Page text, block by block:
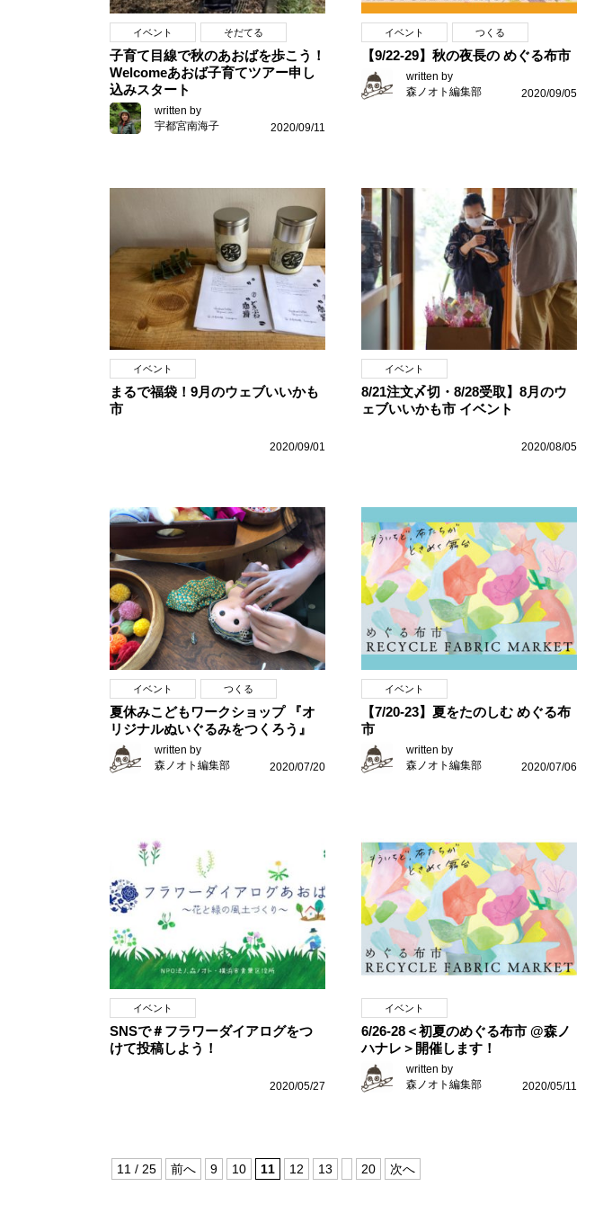
イベント そだてる
子育て目線で秋のあおばを歩こう！
Welcomeあおば子育てツアー申し
込みスタート
written by
宇都宮南海子
2020/09/11
イベント つくる
【9/22-29】秋の夜長の めぐる布市
written by
森ノオト編集部
2020/09/05
イベント
まるで福袋！9月のウェブいいかも
市
2020/09/01
イベント
8/21注文〆切・8/28受取】8月のウ
ェブいいかも市 イベント
2020/08/05
イベント つくる
夏休みこどもワークショップ 『オ
リジナルぬいぐるみをつくろう』
written by
森ノオト編集部
2020/07/20
イベント
【7/20-23】夏をたのしむ めぐる布
市
written by
森ノオト編集部
2020/07/06
イベント
SNSで＃フラワーダイアログをつ
けて投稿しよう！
2020/05/27
イベント
6/26-28＜初夏のめぐる布市 @森ノ
ハナレ＞開催します！
written by
森ノオト編集部
2020/05/11
11 / 25 前へ 9 10 11 12 13 20 次へ